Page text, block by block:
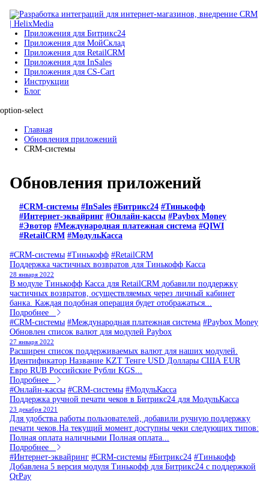
Приложения для Битрикс24
Приложения для МойСклад
Приложения для RetailCRM
Приложения для InSales
Приложения для CS-Cart
Инструкции
Блог
option-select
Главная
Обновления приложений
CRM-системы
Обновления приложений
#CRM-системы #InSales #Битрикс24 #Тинькофф
#Интернет-эквайринг #Онлайн-кассы #Paybox Money
#Эвотор #Международная платежная система #QIWI
#RetailCRM #МодульКасса
#CRM-системы #Тинькофф #RetailCRM
Поддержка частичных возвратов для Тинькофф Касса
28 января 2022
В модуле Тинькофф Касса для RetailCRM добавили поддержку
частичных возвратов, осуществляемых через личный кабинет
банка. Каждая подобная операция будет отображаться...
Подробнее
#CRM-системы #Международная платежная система #Paybox Money
Обновлен список валют для модулей Paybox
27 января 2022
Расширен список поддерживаемых валют для наших модулей.
Идентификатор Название KZT Тенге USD Доллары США EUR
Евро RUB Российские Рубли KGS...
Подробнее
#Онлайн-кассы #CRM-системы #МодульКасса
Поддержка ручной печати чеков в Битрикс24 для МодульКасса
23 декабря 2021
Для удобства работы пользователей, добавили ручную поддержку
печати чеков.На текущий момент доступны чеки следующих типов:
Полная оплата наличными Полная оплата...
Подробнее
#Интернет-эквайринг #CRM-системы #Битрикс24 #Тинькофф
Добавлена 5 версия модуля Тинькофф для Битрикс24 с поддержкой
QrPay